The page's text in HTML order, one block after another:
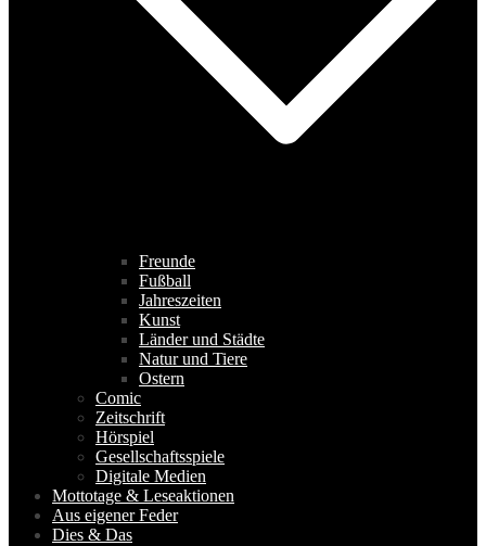
Freunde
Fußball
Jahreszeiten
Kunst
Länder und Städte
Natur und Tiere
Ostern
Comic
Zeitschrift
Hörspiel
Gesellschaftsspiele
Digitale Medien
Mottotage & Leseaktionen
Aus eigener Feder
Dies & Das